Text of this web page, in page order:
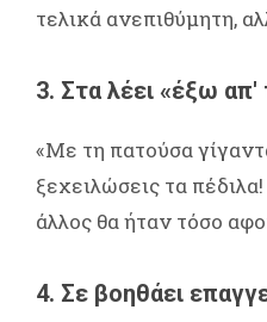
τελικά ανεπιθύμητη,
3. Στα λέει «έξω απ'
«Με τη πατούσα
ξεχειλώσεις τα
άλλος θα ήταν τόσο
4. Σε βοηθάει